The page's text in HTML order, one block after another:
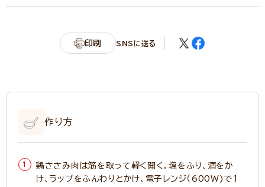
印刷 SNSに送る
作り方
鶏ささみ肉は筋を取って軽く開く。塩をふり、酒をか
け、ラップをふんわりとかけ、電子レンジ（600W)で1